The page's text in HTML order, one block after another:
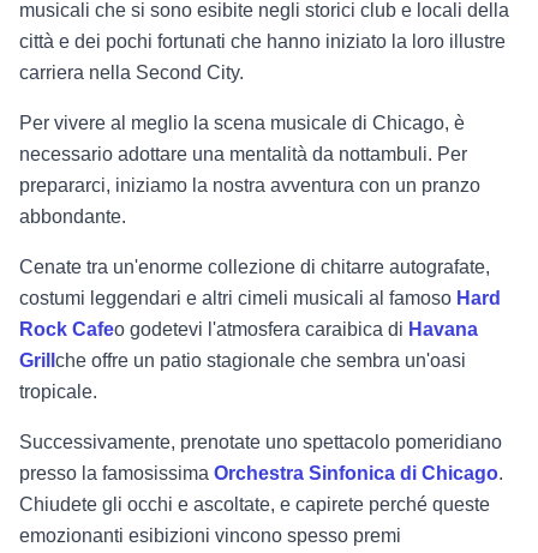
musicali che si sono esibite negli storici club e locali della
città e dei pochi fortunati che hanno iniziato la loro illustre
carriera nella Second City.
Per vivere al meglio la scena musicale di Chicago, è
necessario adottare una mentalità da nottambuli. Per
prepararci, iniziamo la nostra avventura con un pranzo
abbondante.
Cenate tra un'enorme collezione di chitarre autografate,
costumi leggendari e altri cimeli musicali al famoso Hard
Rock Cafeo godetevi l'atmosfera caraibica di Havana
Grill che offre un patio stagionale che sembra un'oasi
tropicale.
Successivamente, prenotate uno spettacolo pomeridiano
presso la famosissima Orchestra Sinfonica di Chicago.
Chiudete gli occhi e ascoltate, e capirete perché queste
emozionanti esibizioni vincono spesso premi